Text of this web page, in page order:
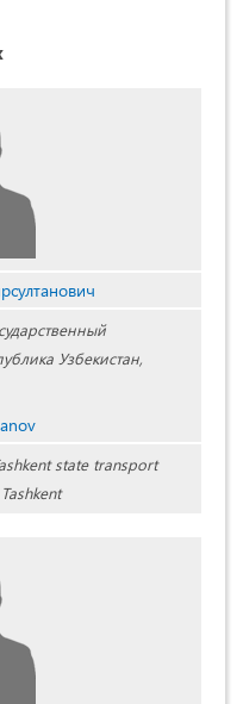
Узбекистан,
state transport